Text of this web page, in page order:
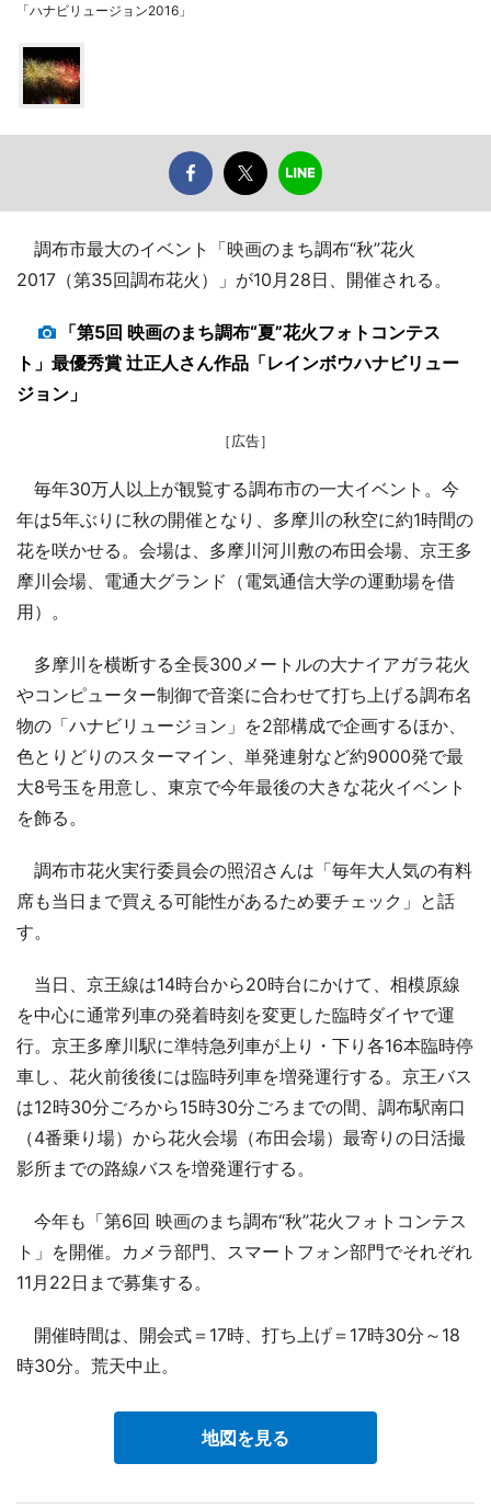
「ハナビリュージョン2016」
調布市最大のイベント「映画のまち調布“秋”花火
2017（第35回調布花火）」が10月28日、開催される。
「第5回 映画のまち調布“夏”花火フォトコンテス
ト」最優秀賞 辻正人さん作品「レインボウハナビリュー
ジョン」
［広告］
毎年30万人以上が観覧する調布市の一大イベント。今
年は5年ぶりに秋の開催となり、多摩川の秋空に約1時間の
花を咲かせる。会場は、多摩川河川敷の布田会場、京王多
摩川会場、電通大グランド（電気通信大学の運動場を借
用）。
多摩川を横断する全長300メートルの大ナイアガラ花火
やコンピューター制御で音楽に合わせて打ち上げる調布名
物の「ハナビリュージョン」を2部構成で企画するほか、
色とりどりのスターマイン、単発連射など約9000発で最
大8号玉を用意し、東京で今年最後の大きな花火イベント
を飾る。
調布市花火実行委員会の照沼さんは「毎年大人気の有料
席も当日まで買える可能性があるため要チェック」と話
す。
当日、京王線は14時台から20時台にかけて、相模原線
を中心に通常列車の発着時刻を変更した臨時ダイヤで運
行。京王多摩川駅に準特急列車が上り・下り各16本臨時停
車し、花火前後後には臨時列車を増発運行する。京王バス
は12時30分ごろから15時30分ごろまでの間、調布駅南口
（4番乗り場）から花火会場（布田会場）最寄りの日活撮
影所までの路線バスを増発運行する。
今年も「第6回 映画のまち調布“秋”花火フォトコンテス
ト」を開催。カメラ部門、スマートフォン部門でそれぞれ
11月22日まで募集する。
開催時間は、開会式＝17時、打ち上げ＝17時30分～18
時30分。荒天中止。
地図を見る